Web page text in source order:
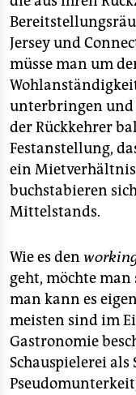
Jersey und
müsse man um
unterbringen und
der Rückkehrer
Festanstellung,
ein Mietverhältnis
buchstabieren
Mittelstands.
Wie es den
geht, möchte
man kann es
meisten sind im
Gastronomie
Schauspielerei als